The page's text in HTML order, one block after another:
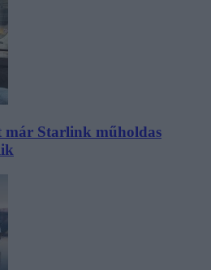
már Starlink műholdas